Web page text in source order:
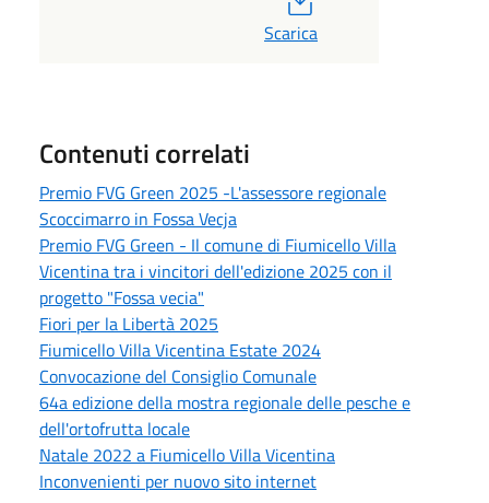
Scarica
Contenuti correlati
Premio FVG Green 2025 -L'assessore regionale
Scoccimarro in Fossa Vecja
Premio FVG Green - Il comune di Fiumicello Villa
Vicentina tra i vincitori dell'edizione 2025 con il
progetto "Fossa vecia"
Fiori per la Libertà 2025
Fiumicello Villa Vicentina Estate 2024
Convocazione del Consiglio Comunale
64a edizione della mostra regionale delle pesche e
dell'ortofrutta locale
Natale 2022 a Fiumicello Villa Vicentina
Inconvenienti per nuovo sito internet